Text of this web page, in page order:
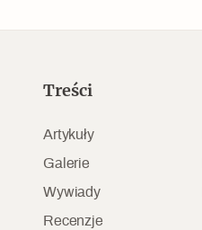
Treści
Artykuły
Galerie
Wywiady
Recenzje